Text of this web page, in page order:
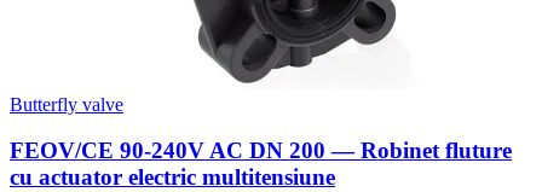
Butterfly valve
FEOV/CE 90-240V AC DN 200 — Robinet fluture
cu actuator electric multitensiune